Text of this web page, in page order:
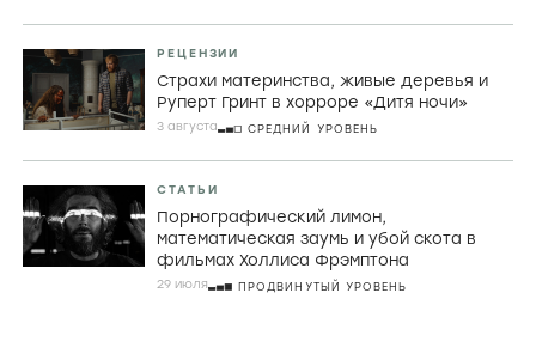
РЕЦЕНЗИИ
Страхи материнства, живые деревья и
Руперт Гринт в хорроре «Дитя ночи»
3 августа СРЕДНИЙ УРОВЕНЬ
СТАТЬИ
Порнографический лимон,
математическая заумь и убой скота в
фильмах Холлиса Фрэмптона
29 июля ПРОДВИНУТЫЙ УРОВЕНЬ